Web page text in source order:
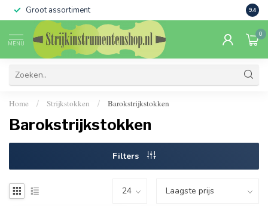
Groot assortiment 9.4
MENU
0
Home / Strijkstokken / Barokstrijkstokken
Barokstrijkstokken
Filters